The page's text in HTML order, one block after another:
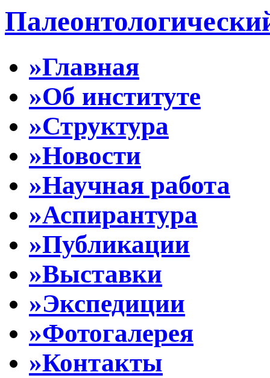
»Главная
»Об институте
»Структура
»Новости
»Научная работа
»Аспирантура
»Публикации
»Выставки
»Экспедиции
»Фотогалерея
»Контакты